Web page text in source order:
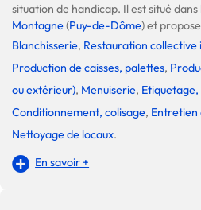
situation de handicap. Il est situé dans
Montagne(Puy-de-Dôme) et
Blanchisserie, Restauration
Production de caisses, palettes,
ou extérieur), Menuiserie,
Conditionnement, colisage, Entretien
Nettoyage de locaux.
En savoir +